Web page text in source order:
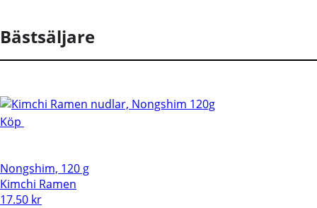
Bästsäljare
Köp
Nongshim, 120 g
Kimchi Ramen
17.50 kr